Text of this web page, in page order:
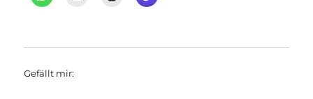
Gefällt mir: